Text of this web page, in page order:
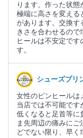
ります。作った状態
極端に高さを変える
があります。交換す
きさを合わせるの
ヒールは不安定で
す。
シューズプリ
女性のピンヒールは
当店では不可能です
低くなると足首等に
ま先周辺の痛みに
どでない限り、早く